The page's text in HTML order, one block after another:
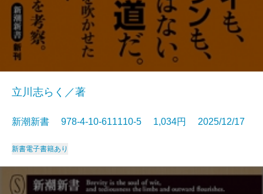
立川志らく／著
新潮新書 978-4-10-611110-5 1,034円 2025/12/17
新書電子書籍あり